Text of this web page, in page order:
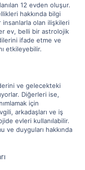
12 evden oluşur.
hakkında bilgi
insanlarla olan ilişkileri
ev, belli bir astrolojik
ifade etme ve
etkileyebilir.
ve gelecekteki
Diğerleri ise,
için
arkadaşları ve iş
evleri kullanılabilir.
ve duyguları hakkında